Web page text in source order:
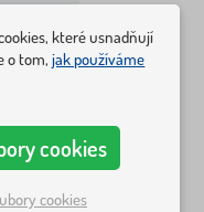
které usnadňují
o tom,jak používáme
cookies
cookies